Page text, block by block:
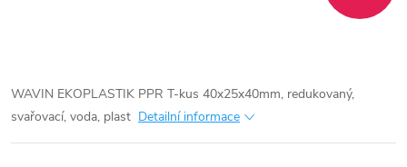
WAVIN EKOPLASTIK PPR T-kus 40x25x40mm, redukovaný,
svařovací, voda, plast Detailní informace